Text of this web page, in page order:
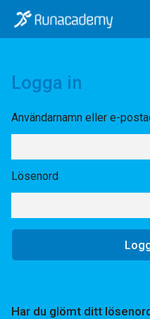
Logga in
Användarnamn eller e-
Lösenord
Har du glömt ditt